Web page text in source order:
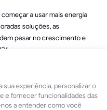
a usar mais energia
soluções, as
pesar no crescimento e
100.000 Dólares
sua experiência, personalizar o
e fornecer funcionalidades das
a entender como você